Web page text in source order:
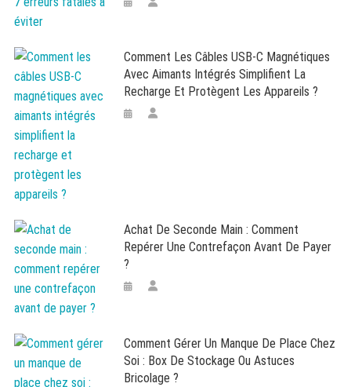
Comment Les Câbles USB-C Magnétiques
Avec Aimants Intégrés Simplifient La
Recharge Et Protègent Les Appareils ?
Achat De Seconde Main : Comment
Repérer Une Contrefaçon Avant De Payer
?
Comment Gérer Un Manque De Place Chez
Soi : Box De Stockage Ou Astuces
Bricolage ?